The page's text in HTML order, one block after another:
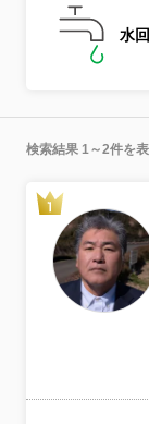
水
検索結果 1～2件を表